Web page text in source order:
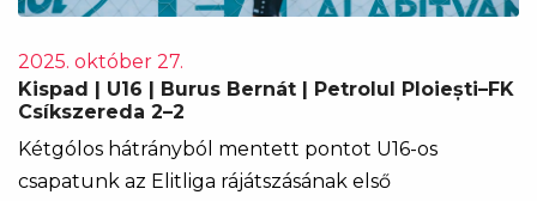
2025. október 27.
Kispad | U16 | Burus Bernát | Petrolul Ploiești–FK
Csíkszereda 2–2
Kétgólos hátrányból mentett pontot U16-os
csapatunk az Elitliga rájátszásának első